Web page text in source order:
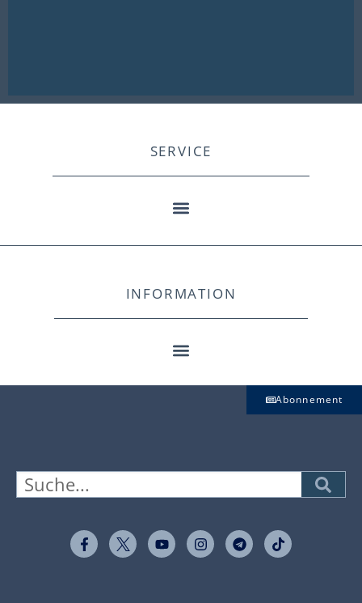
SERVICE
INFORMATION
Abonnement